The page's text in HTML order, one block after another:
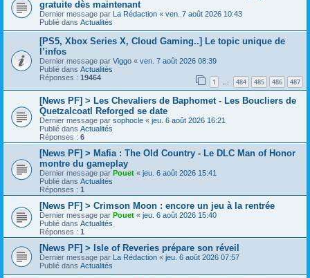
gratuite dès maintenant
Dernier message par La Rédaction « ven. 7 août 2026 10:43
Publié dans Actualités
[PS5, Xbox Series X, Cloud Gaming..] Le topic unique de
l’infos
Dernier message par Viggo « ven. 7 août 2026 08:39
Publié dans Actualités
Réponses : 19464 1 … 484 485 486 487
[News PF] > Les Chevaliers de Baphomet - Les Boucliers de
Quetzalcoatl Reforged se date
Dernier message par sophocle « jeu. 6 août 2026 16:21
Publié dans Actualités
Réponses : 6
[News PF] > Mafia : The Old Country - Le DLC Man of Honor
montre du gameplay
Dernier message par Pouet « jeu. 6 août 2026 15:41
Publié dans Actualités
Réponses : 1
[News PF] > Crimson Moon : encore un jeu à la rentrée
Dernier message par Pouet « jeu. 6 août 2026 15:40
Publié dans Actualités
Réponses : 1
[News PF] > Isle of Reveries prépare son réveil
Dernier message par La Rédaction « jeu. 6 août 2026 07:57
Publié dans Actualités